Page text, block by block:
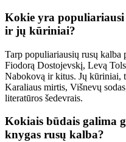
Kokie yra
ir jų kūriniai?
Tarp populiariausių rusų kalba
Fiodorą Dostojevskį, Levą
Nabokovą ir kitus. Jų kūriniai,
Karaliaus mirtis, Višnevų
literatūros šedevrais.
Kokiais būdais galima
knygas rusų kalba?